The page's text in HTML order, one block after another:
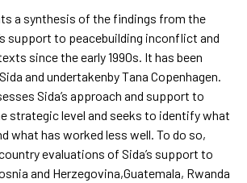
a synthesis of the findings from the
support to peacebuilding inconflict and
since the early 1990s. It has been
and undertakenby Tana Copenhagen.
Sida’s approach and support to
strategic level and seeks to identify what
what has worked less well. To do so,
evaluations of Sida’s support to
and Herzegovina,Guatemala, Rwanda